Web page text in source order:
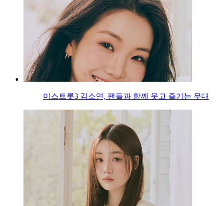
미스트롯3 김소연, 팬들과 함께 웃고 즐기는 무대